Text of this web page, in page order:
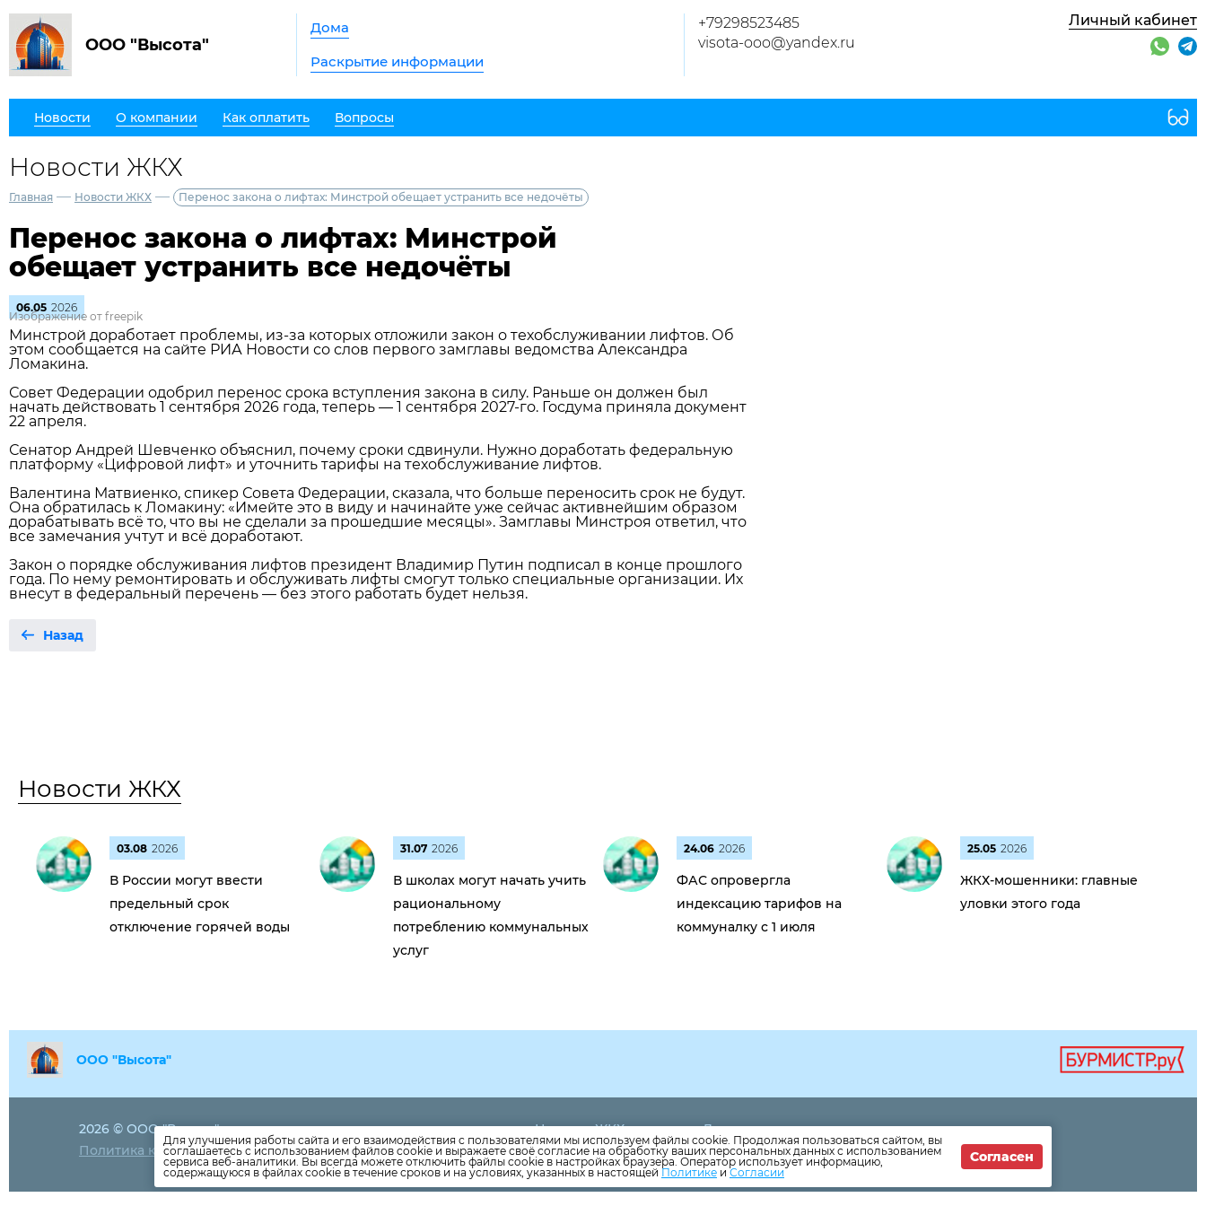
ООО "Высота"
Дома
Раскрытие информации
+79298523485
visota-ooo@yandex.ru
Личный кабинет
Новости О компании Как оплатить Вопросы
Новости ЖКХ
Главная — Новости ЖКХ — Перенос закона о лифтах: Минстрой обещает устранить все недочёты
Перенос закона о лифтах: Минстрой
обещает устранить все недочёты
06.05 2026
Изображение от freepik
Минстрой доработает проблемы, из‑за которых отложили закон о техобслуживании лифтов. Об
этом сообщается на сайте РИА Новости со слов первого замглавы ведомства Александра
Ломакина.
Совет Федерации одобрил перенос срока вступления закона в силу. Раньше он должен был
начать действовать 1 сентября 2026 года, теперь — 1 сентября 2027‑го. Госдума приняла документ
22 апреля.
Сенатор Андрей Шевченко объяснил, почему сроки сдвинули. Нужно доработать федеральную
платформу «Цифровой лифт» и уточнить тарифы на техобслуживание лифтов.
Валентина Матвиенко, спикер Совета Федерации, сказала, что больше переносить срок не будут.
Она обратилась к Ломакину: «Имейте это в виду и начинайте уже сейчас активнейшим образом
дорабатывать всё то, что вы не сделали за прошедшие месяцы». Замглавы Минстроя ответил, что
все замечания учтут и всё доработают.
Закон о порядке обслуживания лифтов президент Владимир Путин подписал в конце прошлого
года. По нему ремонтировать и обслуживать лифты смогут только специальные организации. Их
внесут в федеральный перечень — без этого работать будет нельзя.
Назад
Новости ЖКХ
03.08 2026
В России могут ввести
предельный срок
отключение горячей воды
31.07 2026
В школах могут начать учить
рациональному
потреблению коммунальных
услуг
24.06 2026
ФАС опровергла
индексацию тарифов на
коммуналку с 1 июля
25.05 2026
ЖКХ-мошенники: главные
уловки этого года
ООО "Высота"
2026 © ООО "Высота"
Политика конфиденциальности
visota-ooo@yandex.ru
Новости ЖКХ
Новости компании
Как оплатить
Дома
Раскрытие информации
Вопросы
Для улучшения работы сайта и его взаимодействия с пользователями мы используем файлы cookie. Продолжая пользоваться сайтом, вы
соглашаетесь с использованием файлов cookie и выражаете своё согласие на обработку ваших персональных данных с использованием
сервиса веб-аналитики. Вы всегда можете отключить файлы cookie в настройках браузера. Оператор использует информацию,
содержащуюся в файлах cookie в течение сроков и на условиях, указанных в настоящей Политике и Согласии
Согласен